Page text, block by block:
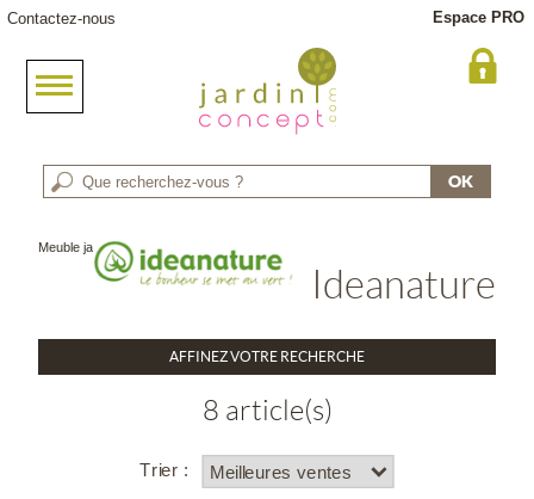
Contactez-nous Espace PRO
Meuble jardin> Marque : Ideanature
Ideanature
AFFINEZ VOTRE RECHERCHE
8 article(s)
Trier :